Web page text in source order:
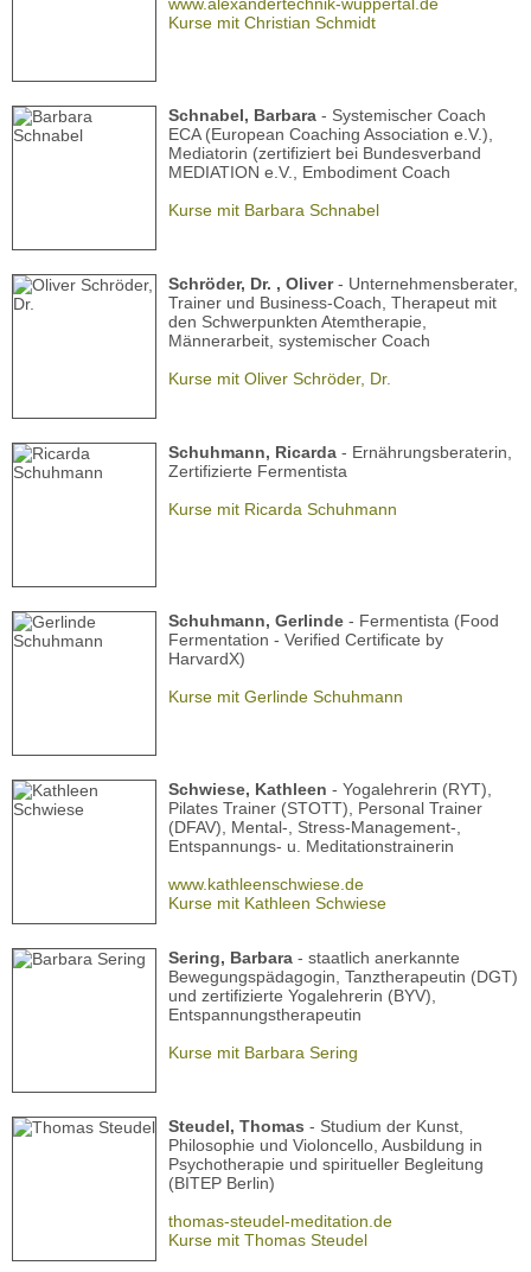
Kurse mit Christian Schmidt
Schnabel, Barbara - Systemischer Coach
ECA (European Coaching Association e.V.),
Mediatorin (zertifiziert bei Bundesverband
MEDIATION e.V., Embodiment Coach
Kurse mit Barbara Schnabel
Schröder, Dr. , Oliver- Unternehmensberater,
Trainer und Business-Coach, Therapeut mit
den Schwerpunkten Atemtherapie,
Männerarbeit, systemischer Coach
Kurse mit Oliver Schröder, Dr.
Schuhmann, Ricarda - Ernährungsberaterin,
Zertifizierte Fermentista
Kurse mit Ricarda Schuhmann
Schuhmann, Gerlinde - Fermentista (Food
Fermentation - Verified Certificate by
HarvardX)
Kurse mit Gerlinde Schuhmann
Schwiese, Kathleen - Yogalehrerin (RYT),
Pilates Trainer (STOTT), Personal Trainer
(DFAV), Mental-, Stress-Management-,
Entspannungs- u. Meditationstrainerin
www.kathleenschwiese.de
Kurse mit Kathleen Schwiese
Sering, Barbara - staatlich anerkannte
Bewegungspädagogin, Tanztherapeutin (DGT)
und zertifizierte Yogalehrerin (BYV),
Entspannungstherapeutin
Kurse mit Barbara Sering
Steudel, Thomas - Studium der Kunst,
Philosophie und Violoncello, Ausbildung in
Psychotherapie und spiritueller Begleitung
(BITEP Berlin)
thomas-steudel-meditation.de
Kurse mit Thomas Steudel